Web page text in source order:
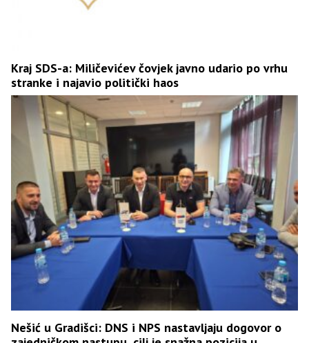
Kraj SDS-a: Miličevićev čovjek javno udario po vrhu
stranke i najavio politički haos
Nešić u Gradišci: DNS i NPS nastavljaju dogovor o